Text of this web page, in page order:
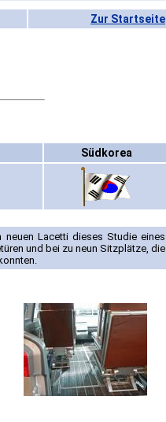
Zur Startseite
Südkorea
Lacetti dieses Studie eines
und bei zu neun Sitzplätze, die